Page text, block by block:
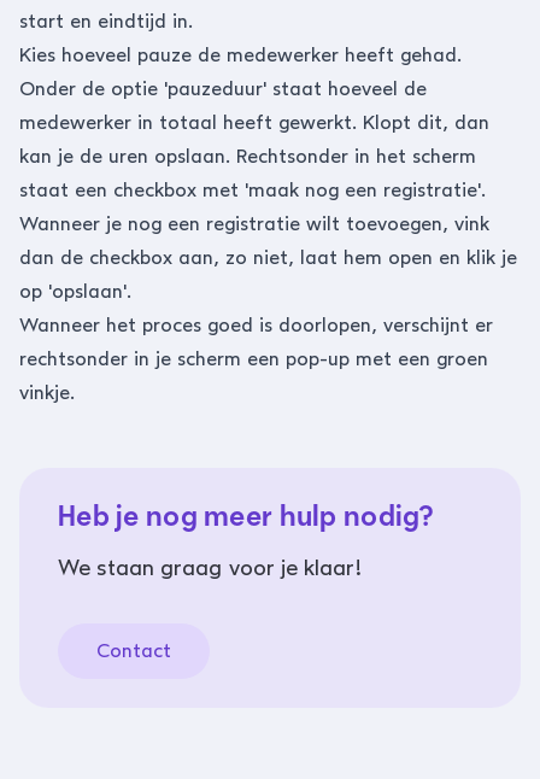
start en eindtijd in.
Kies hoeveel pauze de medewerker heeft gehad.
Onder de optie 'pauzeduur' staat hoeveel de
medewerker in totaal heeft gewerkt. Klopt dit, dan
kan je de uren opslaan. Rechtsonder in het scherm
staat een checkbox met 'maak nog een registratie'.
Wanneer je nog een registratie wilt toevoegen, vink
dan de checkbox aan, zo niet, laat hem open en klik je
op 'opslaan'.
Wanneer het proces goed is doorlopen, verschijnt er
rechtsonder in je scherm een pop-up met een groen
vinkje.
Heb je nog meer hulp nodig?
We staan graag voor je klaar!
Contact